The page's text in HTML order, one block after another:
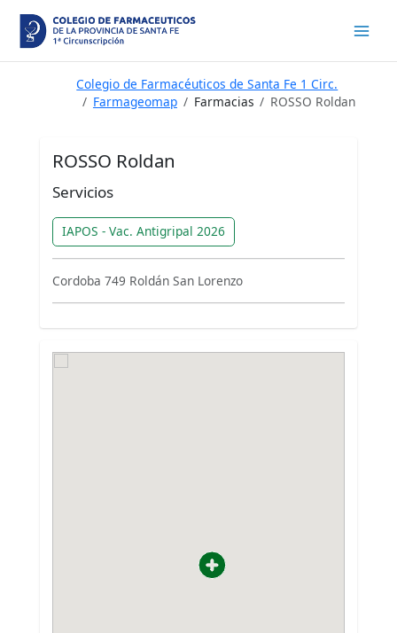
contenido
Colegio de Farmacéuticos de Santa Fe 1 Circ.
Farmageomap
Farmacias ROSSO Roldan
ROSSO Roldan
Servicios
IAPOS - Vac. Antigripal 2026
Cordoba 749 Roldán San Lorenzo